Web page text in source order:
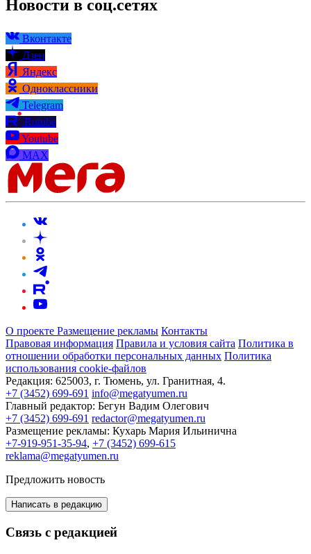
Новости в соц.сетях
Вконтакте
Дзен
Яндекс
Одноклассники
Telegram
Rutube
Youtube
MAX
О проекте Размещение рекламы Контакты
Правовая информация Правила и условия сайта Политика в
отношении обработки персональных данных Политика
использования cookie-файлов
Редакция: 625003, г. Тюмень, ул. Гранитная, 4.
+7 (3452) 699-691 info@megatyumen.ru
Главный редактор: Бегун Вадим Олегович
+7 (3452) 699-691 redactor@megatyumen.ru
Размещение рекламы: Кухарь Мария Ильинична
+7-919-951-35-94, +7 (3452) 699-615
reklama@megatyumen.ru
Предложить новость
Написать в редакцию
Связь с редакцией